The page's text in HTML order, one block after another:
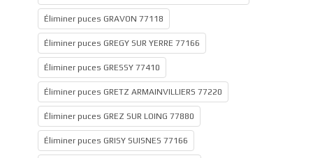
Éliminer puces GRAVON 77118
Éliminer puces GREGY SUR YERRE 77166
Éliminer puces GRESSY 77410
Éliminer puces GRETZ ARMAINVILLIERS 77220
Éliminer puces GREZ SUR LOING 77880
Éliminer puces GRISY SUISNES 77166